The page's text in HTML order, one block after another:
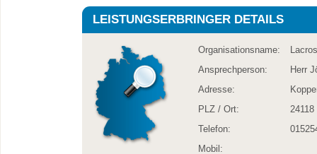
LEISTUNGSERBRINGER DETAILS
Organisationsname:
Ansprechperson:
Herr
Adresse:
PLZ / Ort:
24118
Telefon:
Mobil: